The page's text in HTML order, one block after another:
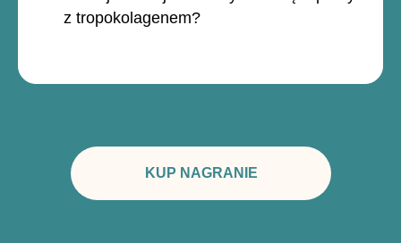
z tropokolagenem?
KUP NAGRANIE